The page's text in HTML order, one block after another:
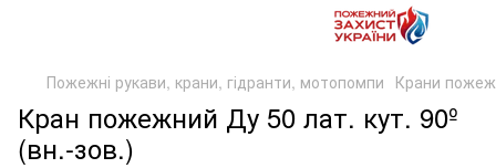
Пожежні рукави, крани, гідранти, мотопомпи Крани
Кран пожежний Ду 50 лат. кут. 90º
(вн.-зов.)